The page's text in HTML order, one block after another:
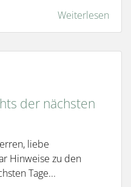
Weiterlesen
der nächsten
liebe
Hinweise zu den
Tage...